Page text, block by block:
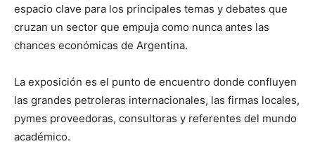
espacio clave para los principales temas y debates que
cruzan un sector que empuja como nunca antes las
chances económicas de Argentina.
La exposición es el punto de encuentro donde confluyen
las grandes petroleras internacionales, las firmas locales,
pymes proveedoras, consultoras y referentes del mundo
académico.